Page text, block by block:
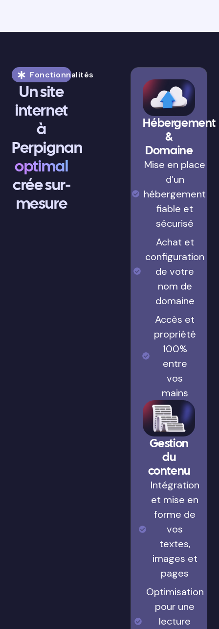
Fonctionnalités
Un site
internet
à
Perpignan
optimal
crée sur-
mesure
Hébergement
&
Domaine
Mise en place
d’un
hébergement
fiable et
sécurisé
Achat et
configuration
de votre
nom de
domaine
Accès et
propriété
100%
entre
vos
mains
Gestion
du
contenu
Intégration
et mise en
forme de
vos
textes,
images et
pages
Optimisation
pour une
lecture